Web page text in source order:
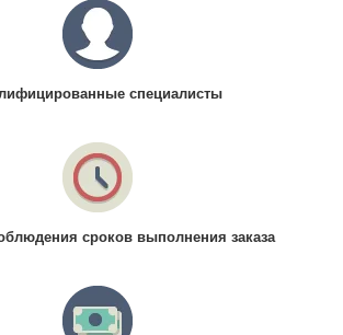
специалисты
сроков выполнения заказа